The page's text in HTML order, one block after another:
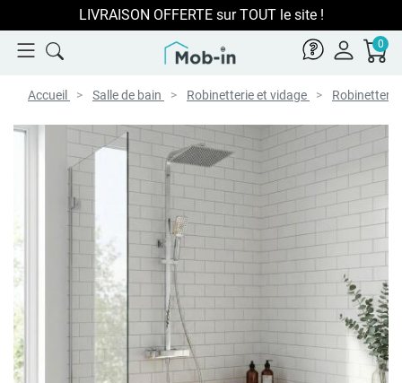
LIVRAISON OFFERTE sur TOUT le site !
0
Accueil Salle de bain Robinetterie et vidage